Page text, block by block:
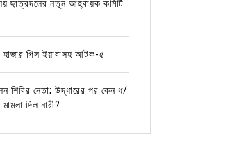
ছাত্রদলের নতুন আহ্বায়ক কমিটি
পিস ইয়াবাসহ আটক-৫
শিবির নেতা; উদ্ধারের পর কেন ধ/
দিল নারী?